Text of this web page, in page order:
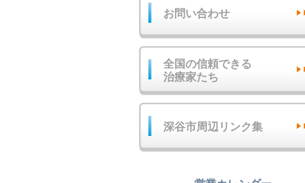
お問い合わせ
全国の信頼できる
治療家たち
深谷市周辺リンク集